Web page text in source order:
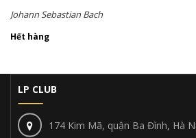
Johann Sebastian Bach
Hết hàng
LP CLUB
174 Kim Mã, quận Ba Đình, Hà